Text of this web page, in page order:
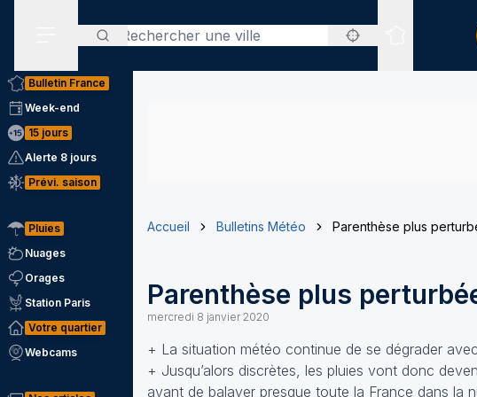
Rechercher
Sites
Bulletin France
Week-end
15 jours
Alerte 8 jours
Prévi. saison
Pluies
Nuages
Orages
Station Paris
Votre quartier
Webcams
Accueil Bulletins Météo Parenthèse plus
Parenthèse plus
mercredi 8 janvier 2020
+ La situation météo continue de se dégrader
+ Jusqu’alors discrètes, les pluies vont donc
avant de balayer presque toute la France dans la